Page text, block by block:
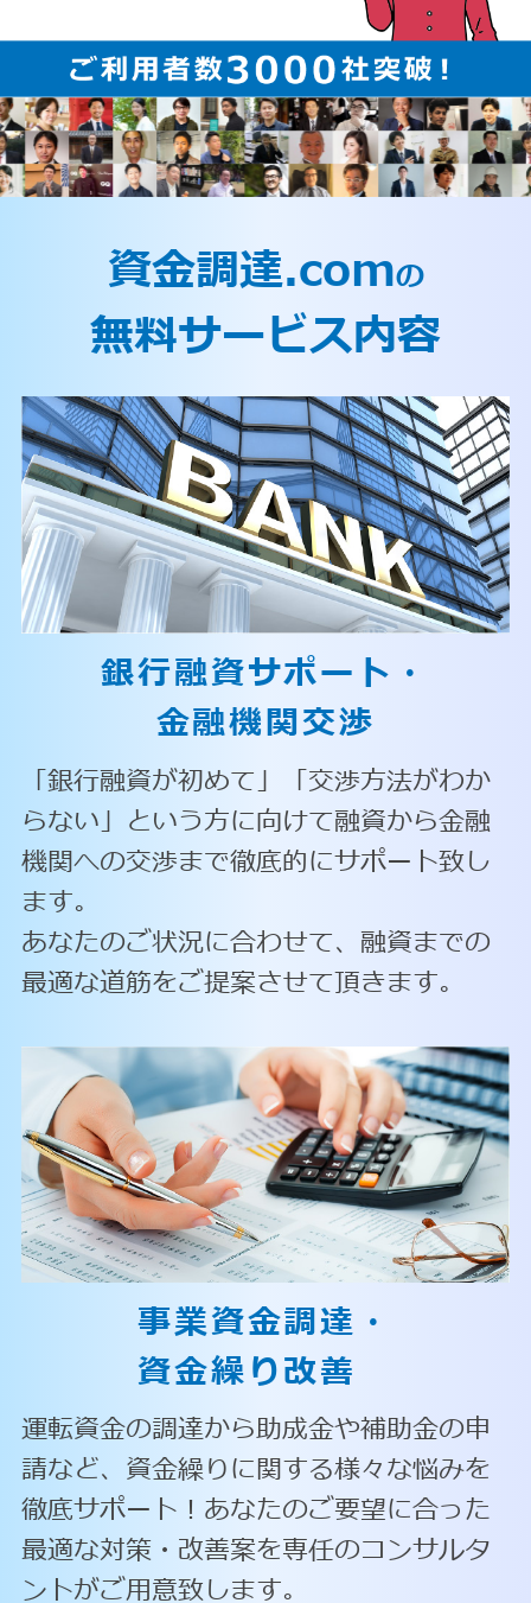
資金調達.comの
無料サービス内容
銀行融資サポート・
金融機関交渉
「銀行融資が初めて」「交渉方法がわか
らない」という方に向けて融資から金融
機関への交渉まで徹底的にサポート致し
ます。
あなたのご状況に合わせて、融資までの
最適な道筋をご提案させて頂きます。
事業資金調達・
資金繰り改善
運転資金の調達から助成金や補助金の申
請など、資金繰りに関する様々な悩みを
徹底サポート！あなたのご要望に合った
最適な対策・改善案を専任のコンサルタ
ントがご用意致します。